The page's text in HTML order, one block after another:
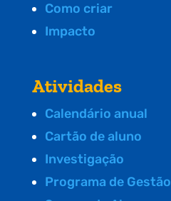
Como criar
Impacto
Atividades
Calendário anual
Cartão de aluno
Investigação
Programa de Gestão